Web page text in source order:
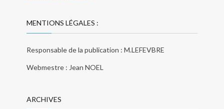
MENTIONS LÉGALES :
Responsable de la publication : M.LEFEVBRE
Webmestre : Jean NOEL
ARCHIVES